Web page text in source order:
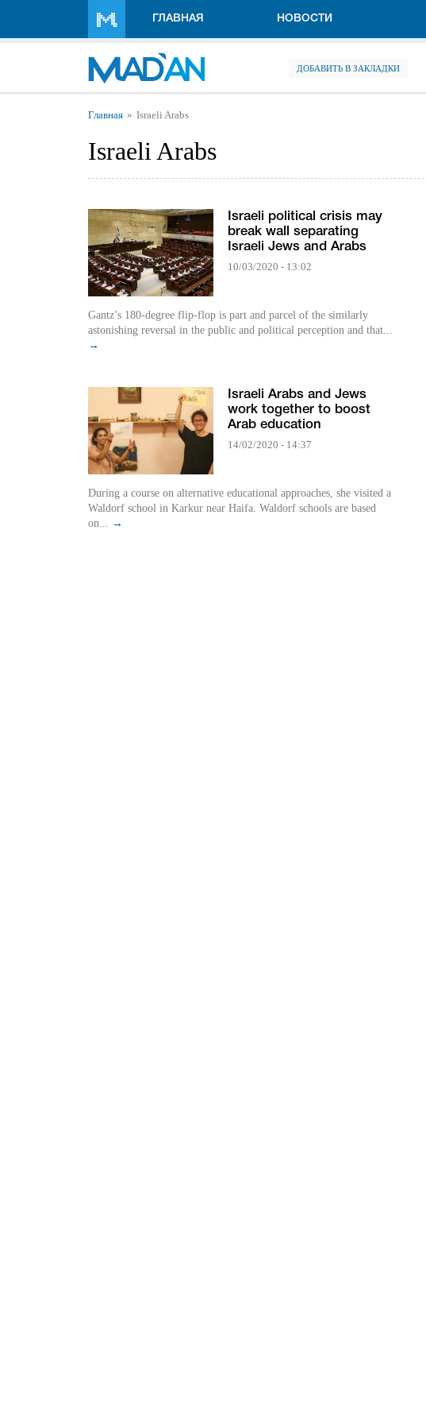
ГЛАВНАЯ НОВОСТИ
ДОБАВИТЬ В ЗАКЛАДКИ
Вы здесь
Главная Israeli Arabs
Israeli Arabs
Israeli political crisis may
break wall separating
Israeli Jews and Arabs
10/03/2020 - 13:02
Gantz’s 180-degree flip-flop is part and parcel of the similarly
astonishing reversal in the public and political perception and that...
→
Israeli Arabs and Jews
work together to boost
Arab education
14/02/2020 - 14:37
During a course on alternative educational approaches, she visited a
Waldorf school in Karkur near Haifa. Waldorf schools are based
on... →